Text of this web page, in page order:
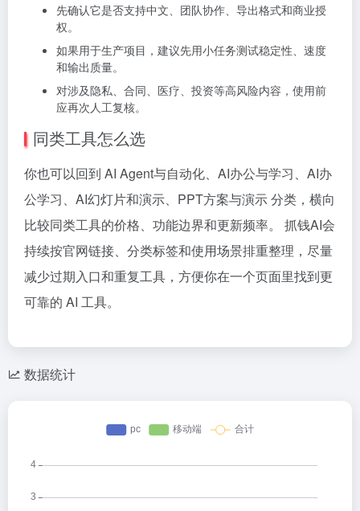
先确认它是否支持中文、团队协作、导出格式和商业授
权。
如果用于生产项目，建议先用小任务测试稳定性、速度
和输出质量。
对涉及隐私、合同、医疗、投资等高风险内容，使用前
应再次人工复核。
同类工具怎么选
你也可以回到 AI Agent与自动化、AI办公与学习、AI办
公学习、AI幻灯片和演示、PPT方案与演示 分类，横向
比较同类工具的价格、功能边界和更新频率。 抓钱AI会
持续按官网链接、分类标签和使用场景排重整理，尽量
减少过期入口和重复工具，方便你在一个页面里找到更
可靠的 AI 工具。
数据统计